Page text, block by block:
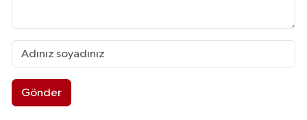
Gönder